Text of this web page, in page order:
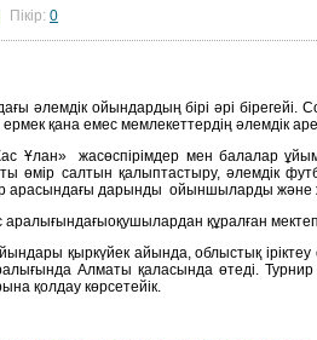
Пікір: 0
әлемдік ойындардың бірі әрі
қана емес мемлекеттердің әлемдік
Ұлан» жасөспірімдер мен балалар
өмір салтын қалыптастыру, әлемдік
арасындағы дарынды ойыншыларды және
аралығындағыоқушылардан құралған
қыркүйек айында, облыстық
Алматы қаласында өтеді.
қолдау көрсетейік.